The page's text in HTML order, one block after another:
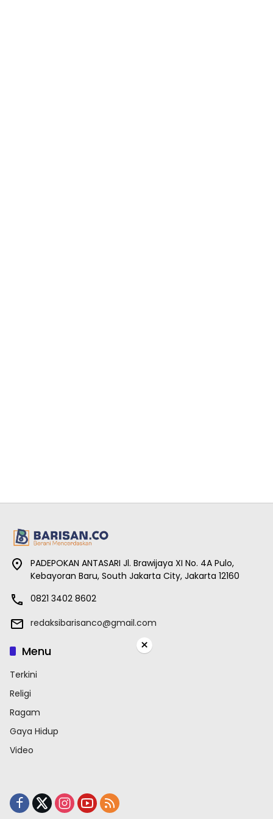
PADEPOKAN ANTASARI Jl. Brawijaya XI No. 4A Pulo,
Kebayoran Baru, South Jakarta City, Jakarta 12160
0821 3402 8602
redaksibarisanco@gmail.com
Menu
Terkini
Religi
Ragam
Gaya Hidup
Video
×